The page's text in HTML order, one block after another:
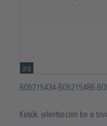
jpg
BO5215434-BO5215486-
Kérjük, jelentkezzen be a